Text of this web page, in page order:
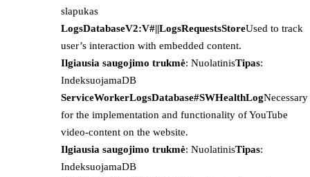
slapukas
LogsDatabaseV2:V#||LogsRequestsStoreUsed to track
user’s interaction with embedded content.
Ilgiausia saugojimo trukmė: NuolatinisTipas:
IndeksuojamaDB
ServiceWorkerLogsDatabase#SWHealthLogNecessary
for the implementation and functionality of YouTube
video-content on the website.
Ilgiausia saugojimo trukmė: NuolatinisTipas:
IndeksuojamaDB